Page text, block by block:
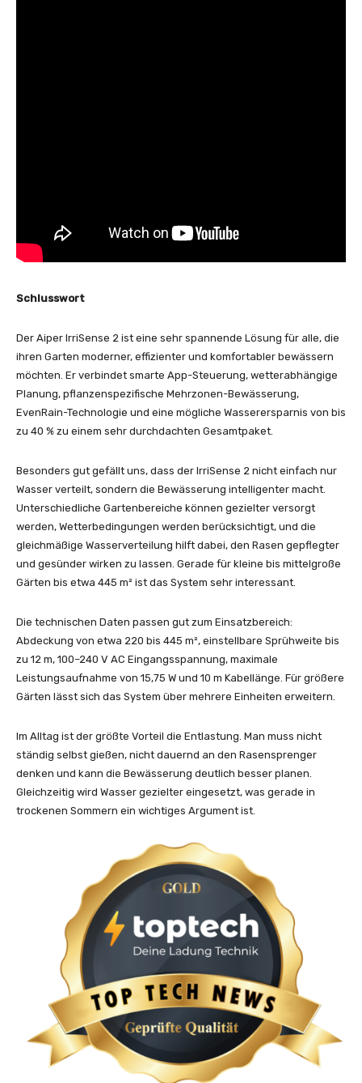
Schlusswort
Der Aiper IrriSense 2 ist eine sehr spannende Lösung für alle, die
ihren Garten moderner, effizienter und komfortabler bewässern
möchten. Er verbindet smarte App-Steuerung, wetterabhängige
Planung, pflanzenspezifische Mehrzonen-Bewässerung,
EvenRain-Technologie und eine mögliche Wasserersparnis von bis
zu 40 % zu einem sehr durchdachten Gesamtpaket.
Besonders gut gefällt uns, dass der IrriSense 2 nicht einfach nur
Wasser verteilt, sondern die Bewässerung intelligenter macht.
Unterschiedliche Gartenbereiche können gezielter versorgt
werden, Wetterbedingungen werden berücksichtigt, und die
gleichmäßige Wasserverteilung hilft dabei, den Rasen gepflegter
und gesünder wirken zu lassen. Gerade für kleine bis mittelgroße
Gärten bis etwa 445 m² ist das System sehr interessant.
Die technischen Daten passen gut zum Einsatzbereich:
Abdeckung von etwa 220 bis 445 m², einstellbare Sprühweite bis
zu 12 m, 100–240 V AC Eingangsspannung, maximale
Leistungsaufnahme von 15,75 W und 10 m Kabellänge. Für größere
Gärten lässt sich das System über mehrere Einheiten erweitern.
Im Alltag ist der größte Vorteil die Entlastung. Man muss nicht
ständig selbst gießen, nicht dauernd an den Rasensprenger
denken und kann die Bewässerung deutlich besser planen.
Gleichzeitig wird Wasser gezielter eingesetzt, was gerade in
trockenen Sommern ein wichtiges Argument ist.